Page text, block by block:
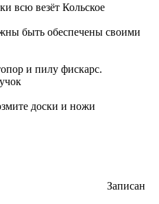
всю везёт Кольское
быть обеспечены своими
и пилу фискарс.
доски и ножи
Записан